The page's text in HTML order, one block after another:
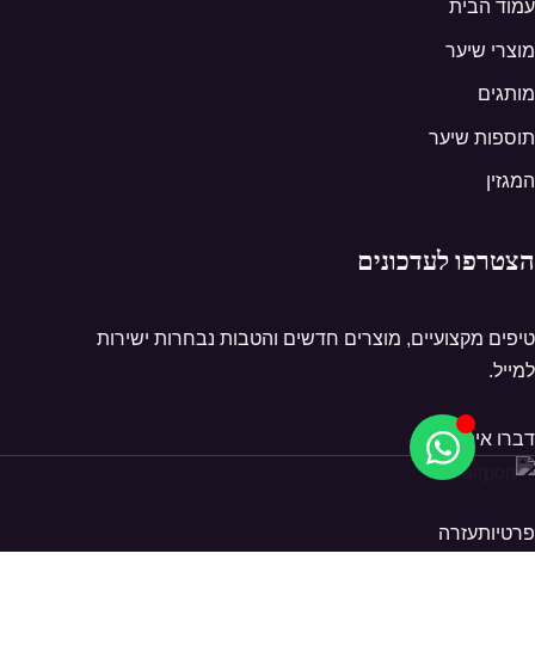
עמוד הבית
מוצרי שיער
מותגים
תוספות שיער
המגזין
הצטרפו לעדכונים
טיפים מקצועיים, מוצרים חדשים והטבות נבחרות ישירות
למייל.
דברו איתנו
פרטיותעזרה